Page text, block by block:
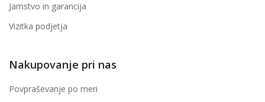
Jamstvo in garancija
Vizitka podjetja
Nakupovanje pri nas
Povpraševanje po meri